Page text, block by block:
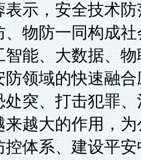
表示，安全技术
物防一同构成
能、大数据、
领域的快速融
处突、打击犯罪
越大的作用，
体系、建设平